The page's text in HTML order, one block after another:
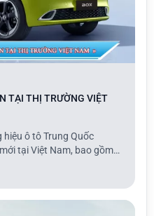
TẠI THỊ TRƯỜNG VIỆT
ô tô Trung Quốc
tại Việt Nam, bao gồm
hiệu mới nhất gia
mang đến các
Trung Quốc. Ba